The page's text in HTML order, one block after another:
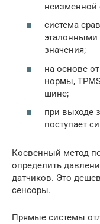
неизменной
система
эталонными
значения;
на основе
нормы,
шине;
при выходе
поступает
Косвенный метод
определить
датчиков. Это
сенсоры.
Прямые системы